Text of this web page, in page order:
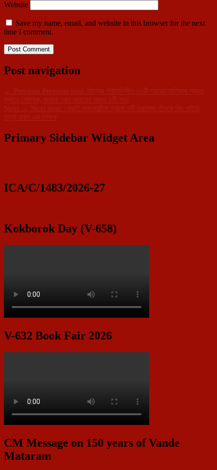
Website
Save my name, email, and website in this browser for the next
time I comment.
Post navigation
← Previous Previous post:
বিশ্বের পরিবর্তনশীল ৩০টি শহরের তালিকায় প্রথম
স্থানে বেঙ্গালুরু, জায়গা পেল ভারতের আরও ৫টি শহর
Next → Next post:
খোয়াই অজগরটিলা গ্রামে ৭টি তরতাজা হাঁসকে বিষ খাইয়ে
হত্যা করল এক শিক্ষক
Primary Sidebar Widget Area
ICA/C/1483/2026-27
Kokborok Day (V-658)
V-632 Book Fair 2026
CM Message on 150 years of Vande
Mataram